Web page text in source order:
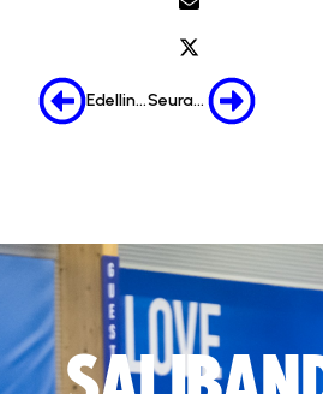
Edellinen Seuraava